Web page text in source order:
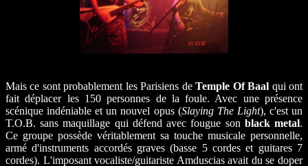
Mais ce sont probablement les Parisiens deTemple Of Baal qui ont
fait déplacer les 150 personnes de la foule. Avec une présence
scénique indéniable et un nouvel opus (Slaying The Light), c'est un
T.O.B. sans maquillage qui défend avec fougue son black metal.
Ce groupe possède véritablement sa touche musicale personnelle,
armé d'instruments accordés graves (basse 5 cordes et guitares 7
cordes). L'imposant vocaliste/guitariste Amduscias avait du se doper